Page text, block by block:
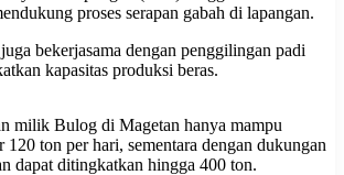
proses serapan gabah di lapangan.
bekerjasama dengan penggilingan padi
kapasitas produksi beras.
milik Bulog di Magetan hanya mampu
120 ton per hari, sementara dengan dukungan
dapat ditingkatkan hingga 400 ton.